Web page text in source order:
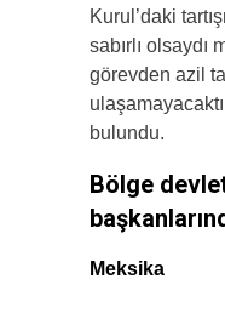
Kurul’daki
sabırlı olsaydı
görevden azil
bulundu.
Bölge
Meksika